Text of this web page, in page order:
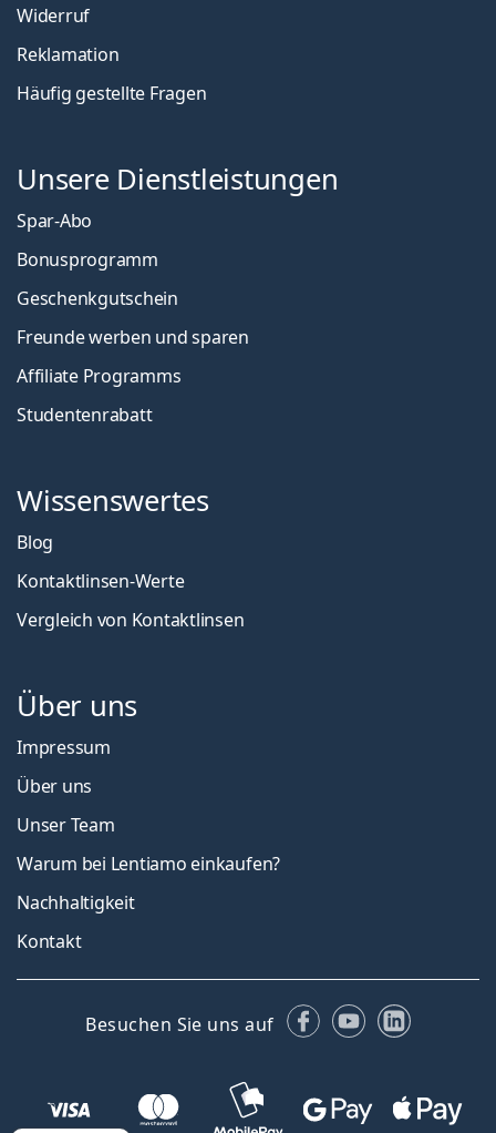
Widerruf
Reklamation
Häufig gestellte Fragen
Unsere Dienstleistungen
Spar-Abo
Bonusprogramm
Geschenkgutschein
Freunde werben und sparen
Affiliate Programms
Studentenrabatt
Wissenswertes
Blog
Kontaktlinsen-Werte
Vergleich von Kontaktlinsen
Über uns
Impressum
Über uns
Unser Team
Warum bei Lentiamo einkaufen?
Nachhaltigkeit
Kontakt
Besuchen Sie uns auf Facebook
YouTubeLinkedIn